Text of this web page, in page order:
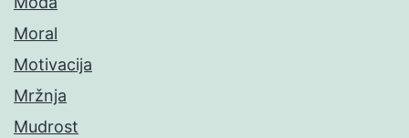
Moral
Motivacija
Mržnja
Mudrost